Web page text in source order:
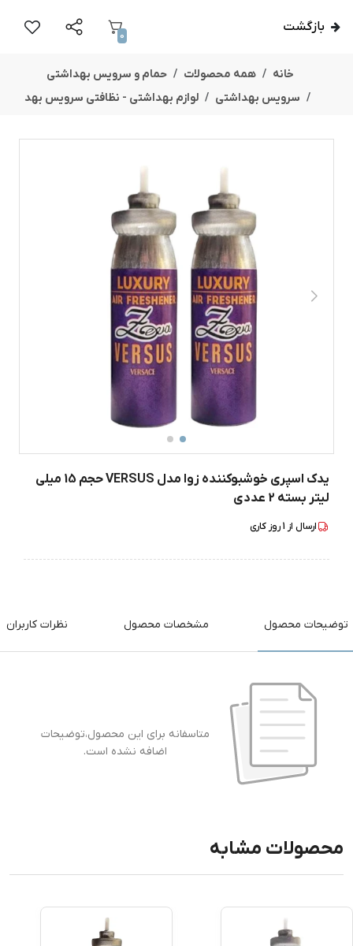
بازگشت
0
خانه همه محصولات
حمام و سرویس بهداشتی
سرویس بهداشتی
لوازم بهداشتی - نظافتی سرویس بهد
یدک اسپری خوشبوکننده زوا مدل VERSUS حجم 15 میلی
لیتر بسته 2 عددی
ارسال از 1روز کاری
توضیحات محصول مشخصات محصول نظرات کاربران
متاسفانه برای این محصول،توضیحات
اضافه نشده است.
محصولات مشابه